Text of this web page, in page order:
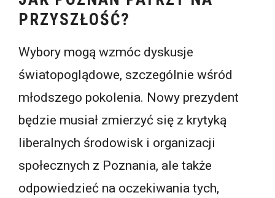
PRZYSZŁOŚĆ?
Wybory mogą wzmóc dyskusje
światopoglądowe, szczególnie wśród
młodszego pokolenia. Nowy prezydent
będzie musiał zmierzyć się z krytyką
liberalnych środowisk i organizacji
społecznych z Poznania, ale także
odpowiedzieć na oczekiwania tych,